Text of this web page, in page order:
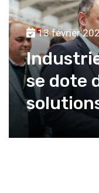
13 février
se dote